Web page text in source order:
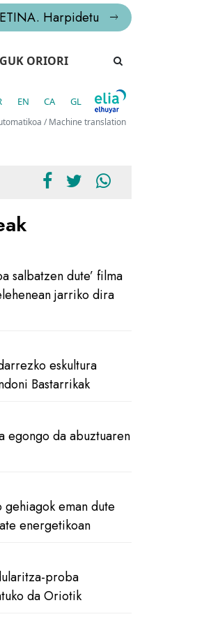
Harpidetu
GUK ORIORI
EN CA GL
/ Machine translation
salbatzen dute’ filma
jarriko dira
eskultura
Bastarrikak
egongo da abuztuaren
eman dute
energetikoan
proba
da Oriotik